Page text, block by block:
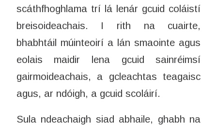
scáthfhoghlama trí lá lenár gcuid coláistí
breisoideachais. I rith na cuairte,
bhabhtáil múinteoirí a lán smaointe agus
eolais maidir lena gcuid sainréimsí
gairmoideachais, a gcleachtas teagaisc
agus, ar ndóigh, a gcuid scoláirí.
Sula ndeachaigh siad abhaile, ghabh na